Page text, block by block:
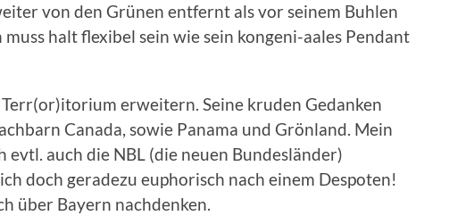
von den Grünen entfernt als vor seinem Buhlen
halt flexibel sein wie sein kongeni-aales Pendant
erweitern. Seine kruden Gedanken
Canada, sowie Panama und Grönland. Mein
evtl. auch die NBL (die neuen Bundesländer)
doch geradezu euphorisch nach einem Despoten!
über Bayern nachdenken.